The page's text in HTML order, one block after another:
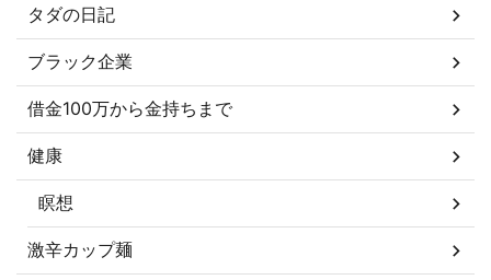
タダの日記
ブラック企業
借金100万から金持ちまで
健康
瞑想
激辛カップ麺